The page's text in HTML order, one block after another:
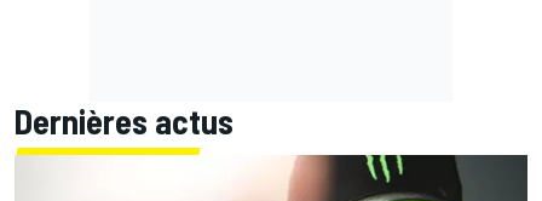
Dernières actus